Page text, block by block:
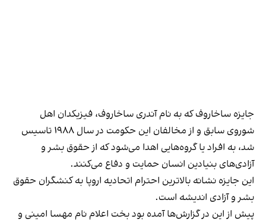
جایزه ساخاروف که به نام آندری ساخاروف، فیزیکدان اهل
شوروی سابق و از مخالفان این حکومت در سال ١٩٨٨ تاسیس
شد، به افراد یا گروه‌هایی اهدا می‌شود که از حقوق بشر و
آزادی‌های بنیادین انسان حمایت و دفاع می‌کنند.
این جایزه نشانه بالاترین احترام اتحادیه اروپا به کنشگران حقوق
بشر و آزادی اندیشه است.
پیش از این در گزارش‌ها آمده بود بخت اعلام نام مهسا امینی و